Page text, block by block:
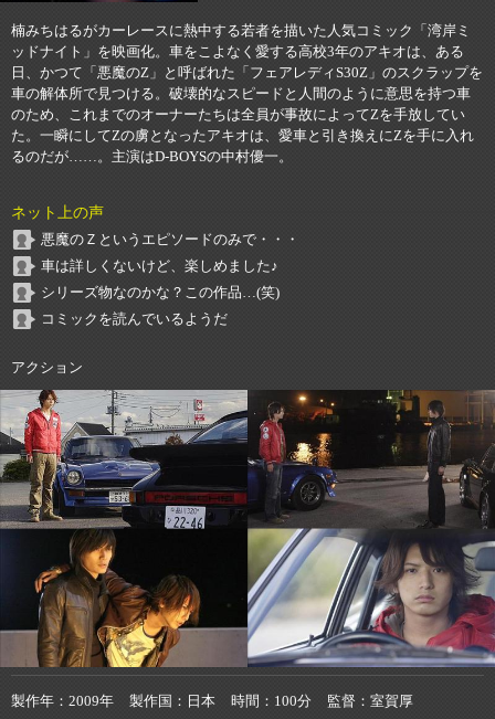
楠みちはるがカーレースに熱中する若者を描いた人気コミック「湾岸ミ
ッドナイト」を映画化。車をこよなく愛する高校3年のアキオは、ある
日、かつて「悪魔のZ」と呼ばれた「フェアレディS30Z」のスクラップを
車の解体所で見つける。破壊的なスピードと人間のように意思を持つ車
のため、これまでのオーナーたちは全員が事故によってZを手放してい
た。一瞬にしてZの虜となったアキオは、愛車と引き換えにZを手に入れ
るのだが……。主演はD-BOYSの中村優一。
ネット上の声
悪魔のＺというエピソードのみで・・・
車は詳しくないけど、楽しめました♪
シリーズ物なのかな？この作品…(笑)
コミックを読んでいるようだ
アクション
製作年 2009年 製作国 日本 時間 100分 監督
室賀厚